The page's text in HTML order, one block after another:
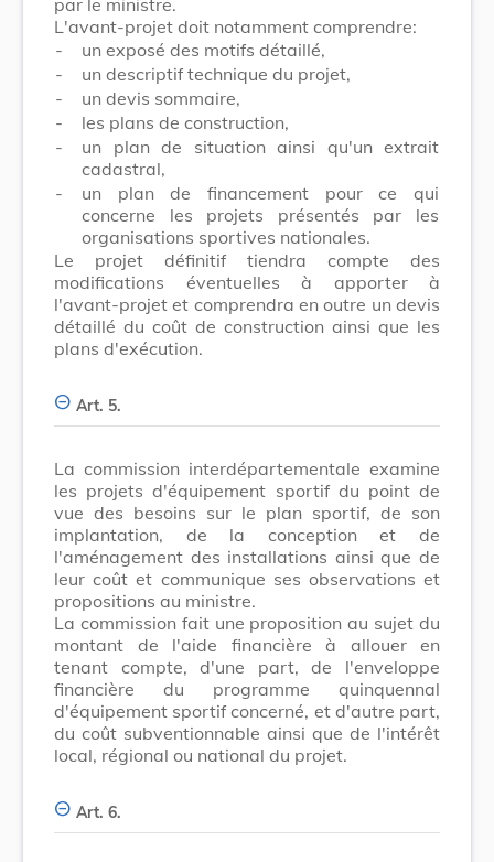
L'avant-projet doit notamment comprendre:
-
un exposé des motifs détaillé,
-
un descriptif technique du projet,
-
un devis sommaire,
-
les plans de construction,
-
un plan de situation ainsi qu'un extrait
cadastral,
-
un plan de financement pour ce qui
concerne les projets présentés par les
organisations sportives nationales.
Le projet définitif tiendra compte des
modifications éventuelles à apporter à
l'avant-projet et comprendra en outre un devis
détaillé du coût de construction ainsi que les
plans d'exécution.
Art. 5.
La commission interdépartementale examine
les projets d'équipement sportif du point de
vue des besoins sur le plan sportif, de son
implantation, de la conception et de
l'aménagement des installations ainsi que de
leur coût et communique ses observations et
propositions au ministre.
La commission fait une proposition au sujet du
montant de l'aide financière à allouer en
tenant compte, d'une part, de l'enveloppe
financière du programme quinquennal
d'équipement sportif concerné, et d'autre part,
du coût subventionnable ainsi que de l'intérêt
local, régional ou national du projet.
Art. 6.